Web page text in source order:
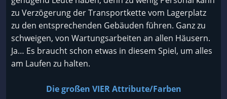
zu Verzögerung der Transportkette vom Lagerplatz
zu den entsprechenden Gebäuden führen. Ganz zu
schweigen, von Wartungsarbeiten an allen Häusern.
Ja… Es braucht schon etwas in diesem Spiel, um alles
am Laufen zu halten.
Die großen VIER Attribute/Farben